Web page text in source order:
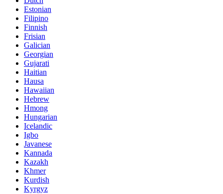
Estonian
Filipino
Finnish
Frisian
Galician
Georgian
Gujarati
Haitian
Hausa
Hawaiian
Hebrew
Hmong
Hungarian
Icelandic
Igbo
Javanese
Kannada
Kazakh
Khmer
Kurdish
Kyrgyz